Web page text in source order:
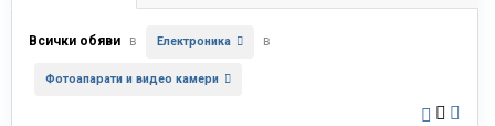
Всички обяви в Електроника в
Фотоапарати и видео камери